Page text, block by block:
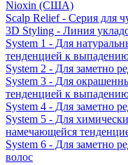
Nioxin (США)
Scalp Relief - Серия для
3D Styling - Линия
System 1 - Для
тенденцией к
System 2 - Для заметно
System 3 - Для
тенденцией к
System 4 - Для заметно
System 5 - Для
намечающейся
System 6 - Для заметно
волос